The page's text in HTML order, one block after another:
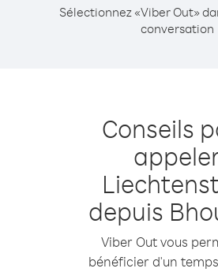
Sélectionnez «Viber Out»
conversation
Conseils
depuis
Viber Out vous
bénéficier d'un